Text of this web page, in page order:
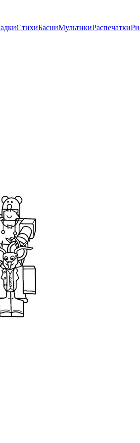
СтихиБасниМультикиРаспечатки